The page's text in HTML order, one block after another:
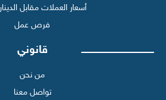
أسعار العملات مقابل
فرص عمل
قانوني
من نحن
تواصل معنا